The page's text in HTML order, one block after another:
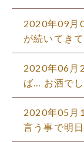
2020年09月
が続いてき
2020年06月
ば… お酒で
2020年05月
言う事で明